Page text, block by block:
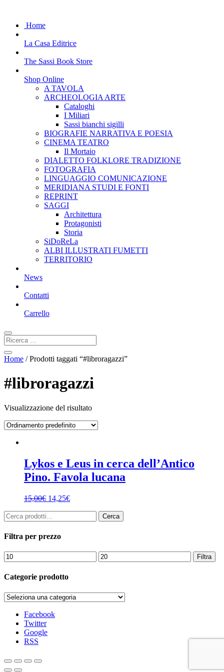
Home
La Casa Editrice
The Sassi Book Store
Shop Online
A TAVOLA
ARCHEOLOGIA ARTE
Cataloghi
I Miliari
Sassi bianchi sigilli
BIOGRAFIE NARRATIVA E POESIA
CINEMA TEATRO
Il Mortaio
DIALETTO FOLKLORE TRADIZIONE
FOTOGRAFIA
LINGUAGGIO COMUNICAZIONE
MERIDIANA STUDI E FONTI
REPRINT
SAGGI
Architettura
Protagonisti
Storia
SiDoReLa
ALBI ILLUSTRATI FUMETTI
TERRITORIO
News
Contatti
Carrello
Home / Prodotti taggati “#libroragazzi”
#libroragazzi
Visualizzazione del risultato
Lykos e Leus in cerca dell’Antico
Pino. Favola lucana
15,00€ 14,25€
Cerca:
Cerca
Filtra per prezzo
Prezzo
Min
Prezzo
Max
Filtra
Categorie prodotto
Facebook
Twitter
Google
RSS